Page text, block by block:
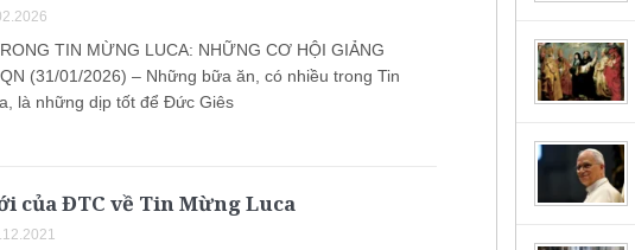
TIN MỪNG LUCA: NHỮNG CƠ HỘI GIẢNG
(31/01/2026) – Những bữa ăn, có nhiều trong Tin
là những dịp tốt để Đức Giês
của ĐTC về Tin Mừng Luca